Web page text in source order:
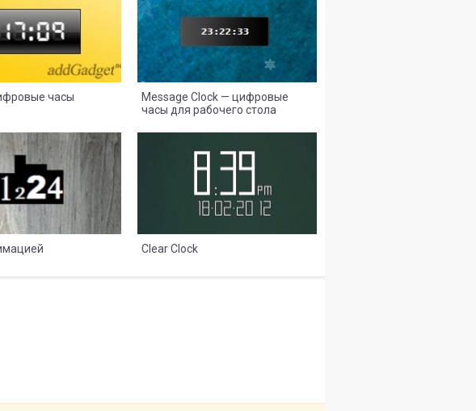
часы
Message Clock — цифровые
часы для рабочего стола
2
Clear Clock